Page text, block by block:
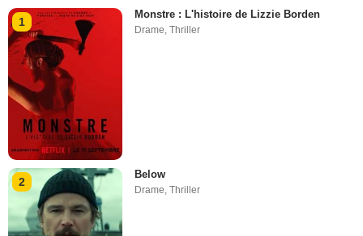
1
Monstre : L'histoire de Lizzie Borden
Drame ,Thriller
2
Below
Drame,Thriller